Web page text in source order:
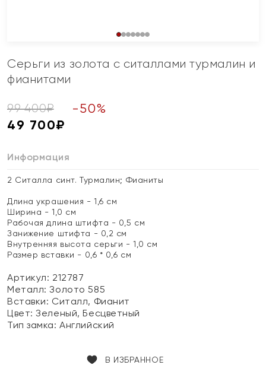
Серьги из золота с ситаллами турмалин и
фианитами
99 400₽ -50%
49 700₽
Информация
2 Ситалла синт. Турмалин; Фианиты
Длина украшения - 1,6 см
Ширина - 1,0 см
Рабочая длина штифта - 0,5 см
Занижение штифта - 0,2 см
Внутренняя высота серьги - 1,0 см
Размер вставки - 0,6 * 0,6 см
Артикул: 212787
Металл:Золото 585
Вставки: Ситалл, Фианит
Цвет:Зеленый, Бесцветный
Тип замка:Английский
В ИЗБРАННОЕ